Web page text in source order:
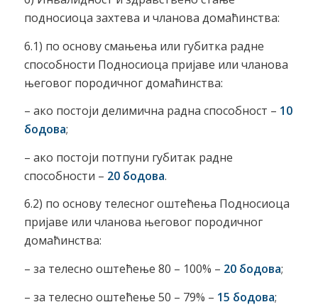
подносиоца захтева и чланова домаћинства:
6.1) по основу смањења или губитка радне
способности Подносиоца пријаве или чланова
његовог породичног домаћинства:
– ако постоји делимична радна способност – 10
бодова;
– ако постоји потпуни губитак радне
способности – 20 бодова.
6.2) по основу телесног оштећења Подносиоца
пријаве или чланова његовог породичног
домаћинства:
– за телесно оштећење 80 – 100% – 20 бодова;
– за телесно оштећење 50 – 79% – 15 бодова;